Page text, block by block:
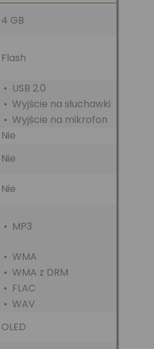
4 GB
Flash
• USB 2.0
• Wyjście na słuchawki
• Wyjście na mikrofon
Nie
Nie
Nie
• MP3
• WMA
• WMA z DRM
• FLAC
• WAV
OLED